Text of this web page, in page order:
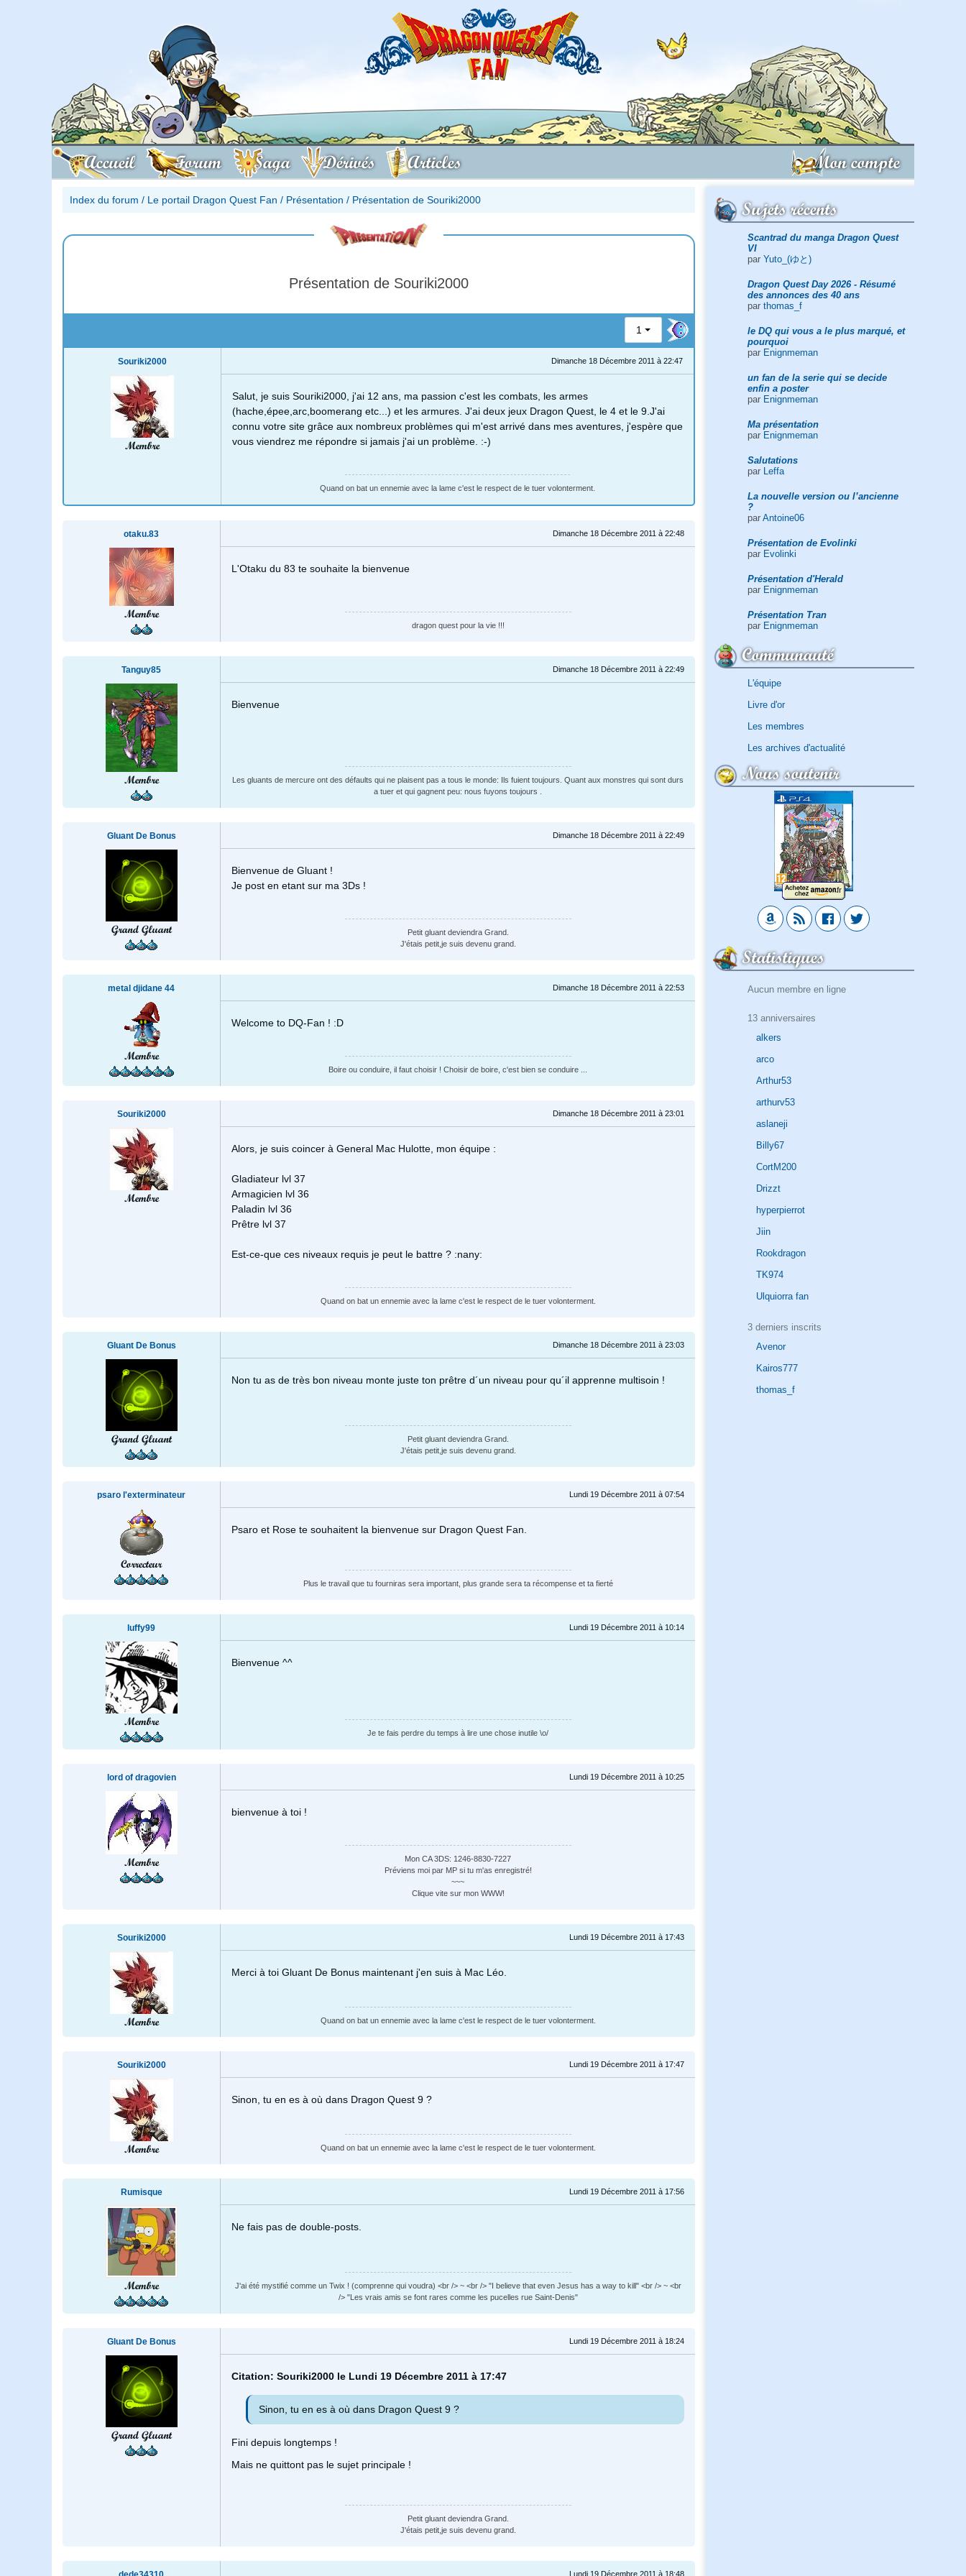
Accueil Forum Saga Dérivés Articles Mon compte
Sujets récents
Scantrad du manga Dragon Quest
VI
par Yuto_(ゆと)
Dragon Quest Day 2026 - Résumé
des annonces des 40 ans
par thomas_f
le DQ qui vous a le plus marqué, et
pourquoi
par Enignmeman
un fan de la serie qui se decide
enfin a poster
par Enignmeman
Ma présentation
par Enignmeman
Salutations
par
Leffa
La nouvelle version ou l’ancienne
?
par Antoine06
Présentation de Evolinki
par Evolinki
Présentation d'Herald
par Enignmeman
Présentation Tran
par Enignmeman
Communauté
L'équipe
Livre d'or
Les membres
Les archives d'actualité
Nous soutenir
Statistiques
Aucun membre en ligne
13 anniversaires
alkers
arco
Arthur53
arthurv53
aslaneji
Billy67
CortM200
Drizzt
hyperpierrot
Jiin
Rookdragon
TK974
Ulquiorra fan
3 derniers inscrits
Avenor
Kairos777
thomas_f
Index du forum / Le portail Dragon Quest Fan / Présentation / Présentation de Souriki2000
Présentation de Souriki2000
1
Souriki2000
Membre
Dimanche 18 Décembre 2011 à 22:47
Salut, je suis Souriki2000, j'ai 12 ans, ma passion c'est les combats, les armes
(hache,épee,arc,boomerang etc...) et les armures. J'ai deux jeux Dragon Quest, le 4 et le 9.J'ai
connu votre site grâce aux nombreux problèmes qui m'est arrivé dans mes aventures, j'espère que
vous viendrez me répondre si jamais j'ai un problème. :-)
Quand on bat un ennemie avec la lame c'est le respect de le tuer volonterment.
otaku.83
Membre
Dimanche 18 Décembre 2011 à 22:48
L'Otaku du 83 te souhaite la bienvenue
dragon quest pour la vie !!!
Tanguy85
Membre
Dimanche 18 Décembre 2011 à 22:49
Bienvenue
Les gluants de mercure ont des défaults qui ne plaisent pas a tous le monde: Ils fuient toujours. Quant aux monstres qui sont durs
a tuer et qui gagnent peu: nous fuyons toujours .
Gluant De Bonus
Grand Gluant
Dimanche 18 Décembre 2011 à 22:49
Bienvenue de Gluant !
Je post en etant sur ma 3Ds !
Petit gluant deviendra Grand.
J'étais petit,je suis devenu grand.
metal djidane 44
Membre
Dimanche 18 Décembre 2011 à 22:53
Welcome to DQ-Fan ! :D
Boire ou conduire, il faut choisir ! Choisir de boire, c'est bien se conduire ...
Souriki2000
Membre
Dimanche 18 Décembre 2011 à 23:01
Alors, je suis coincer à General Mac Hulotte, mon équipe :
Gladiateur lvl 37
Armagicien lvl 36
Paladin lvl 36
Prêtre lvl 37
Est-ce-que ces niveaux requis je peut le battre ? :nany:
Quand on bat un ennemie avec la lame c'est le respect de le tuer volonterment.
Gluant De Bonus
Grand Gluant
Dimanche 18 Décembre 2011 à 23:03
Non tu as de très bon niveau monte juste ton prêtre d´un niveau pour qu´il apprenne multisoin !
Petit gluant deviendra Grand.
J'étais petit,je suis devenu grand.
psaro l'exterminateur
Correcteur
Lundi 19 Décembre 2011 à 07:54
Psaro et Rose te souhaitent la bienvenue sur Dragon Quest Fan.
Plus le travail que tu fourniras sera important, plus grande sera ta récompense et ta fierté
luffy99
Membre
Lundi 19 Décembre 2011 à 10:14
Bienvenue ^^
Je te fais perdre du temps à lire une chose inutile \o/
lord of dragovien
Membre
Lundi 19 Décembre 2011 à 10:25
bienvenue à toi !
Mon CA 3DS: 1246-8830-7227
Préviens moi par MP si tu m'as enregistré!
~~~
Clique vite sur mon WWW!
Souriki2000
Membre
Lundi 19 Décembre 2011 à 17:43
Merci à toi Gluant De Bonus maintenant j'en suis à Mac Léo.
Quand on bat un ennemie avec la lame c'est le respect de le tuer volonterment.
Souriki2000
Membre
Lundi 19 Décembre 2011 à 17:47
Sinon, tu en es à où dans Dragon Quest 9 ?
Quand on bat un ennemie avec la lame c'est le respect de le tuer volonterment.
Rumisque
Membre
Lundi 19 Décembre 2011 à 17:56
Ne fais pas de double-posts.
J'ai été mystifié comme un Twix ! (comprenne qui voudra) <br /> ~ <br /> "I believe that even Jesus has a way to kill" <br /> ~ <br
/> "Les vrais amis se font rares comme les pucelles rue Saint-Denis"
Gluant De Bonus
Grand Gluant
Lundi 19 Décembre 2011 à 18:24
Citation: Souriki2000 le Lundi 19 Décembre 2011 à 17:47
Sinon, tu en es à où dans Dragon Quest 9 ?
Fini depuis longtemps !
Mais ne quittont pas le sujet principale !
Petit gluant deviendra Grand.
J'étais petit,je suis devenu grand.
Lundi 19 Décembre 2011 à 18:48